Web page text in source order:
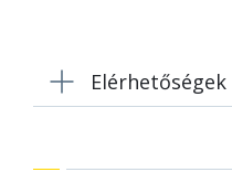
Elérhetőségek